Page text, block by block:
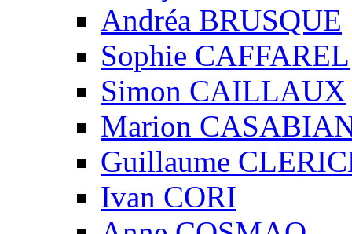
Andréa BRUSQUE
Sophie CAFFAREL
Simon CAILLAUX
Marion
Guillaume
Ivan CORI